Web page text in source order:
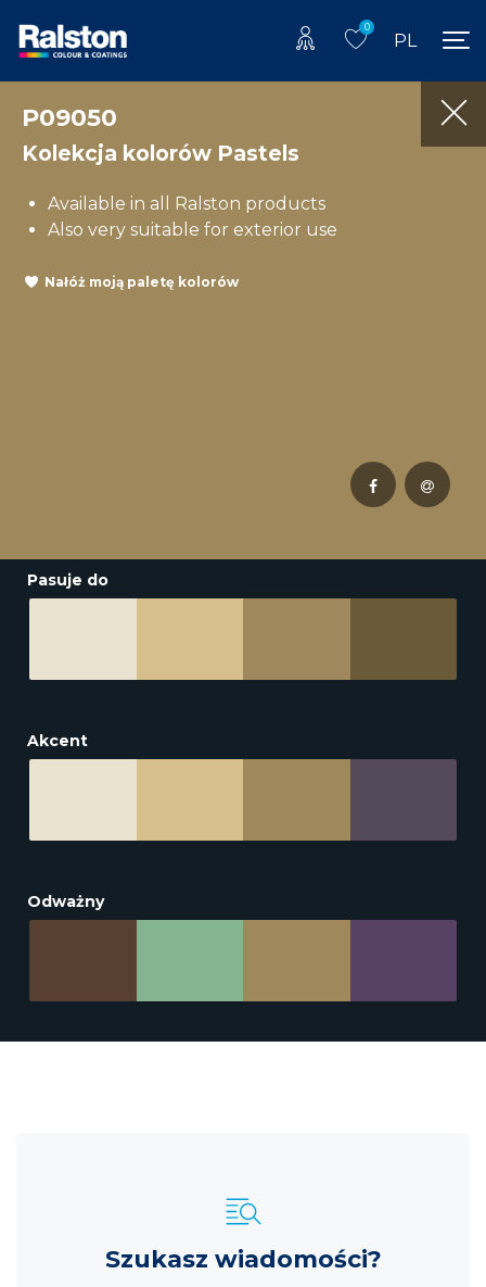
0
PL
P09050
Kolekcja kolorów Pastels
Available in all Ralston products
Also very suitable for exterior use
Nałóż moją paletę kolorów
Pasuje do
Akcent
Odważny
Szukasz wiadomości?